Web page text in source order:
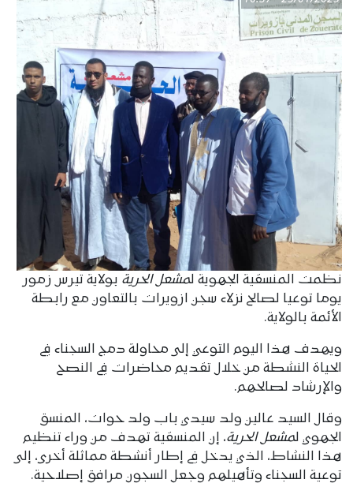
نظمت المنسقية الجهوية لمشعل الحرية بولاية تيرس زمور
يوما توعيا لصالح نزلاء سجن ازويرات بالتعاون مع رابطة
الأئمة بالولاية.
ويهدف هذا اليوم التوعي إلى محاولة دمج السجناء في
الحياة النشطة من خلال تقديم محاضرات في النصح
والإرشاد لصالحهم.
وقال السيد عالين ولد سيدي باب ولد حوات، المنسق
الجهوي لمشعل الحرية، إن المنسقية تهدف من وراء تنظيم
هذا النشاط، الذي يدخل في إطار أنشطة مماثلة أخرى، إلى
توعية السجناء وتأهيلهم وجعل السجون مرافق إصلاحية.